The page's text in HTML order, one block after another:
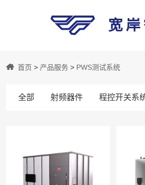
宽
首页 > 产品服务 > PWS测试系统
全部 射频器件 程控开关系